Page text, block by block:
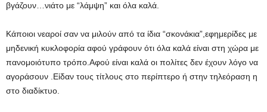
βγάζουν…νιάτο με “λάμψη” και όλα καλά.
Κάποιοι νεαροί σαν να μιλούν από τα ίδια “σκονάκια”,εφημερίδες με
μηδενική κυκλοφορία αφού γράφουν ότι όλα καλά είναι στη χώρα με
πανομοιότυπο τρόπο.Αφού είναι καλά οι πολίτες δεν έχουν λόγο να
αγοράσουν .Είδαν τους τίτλους στο περίπτερο ή στην τηλεόραση η
στο διαδίκτυο.